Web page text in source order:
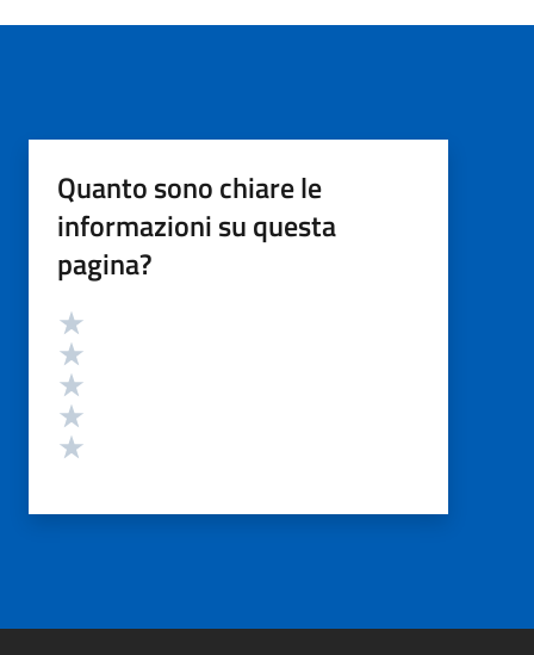
Quanto sono chiare le
informazioni su questa
pagina?
Valutazione